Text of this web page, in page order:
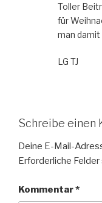
Toller
für
man
LG TJ
Schreibe einen
Deine E-Mail-
Erforderliche Felder
Kommentar*